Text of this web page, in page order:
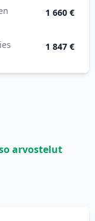
1 660 €
1 847 €
arvostelut